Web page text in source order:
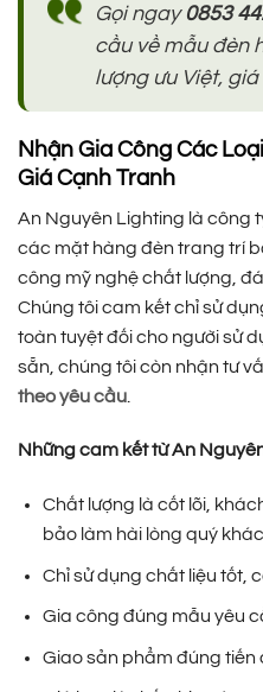
Gọi ngay 0853
cầu về mẫu đèn
lượng ưu Việt,
Nhận Gia Công Các
Giá Cạnh Tranh
An Nguyên Lighting là công
các mặt hàng đèn trang trí
công mỹ nghệ chất lượng,
Chúng tôi cam kết chỉ sử
toàn tuyệt đối cho người sử
sẵn, chúng tôi còn nhận tư
theo yêu cầu
Những cam kết từ An
Chất lượng là cốt lõi,
bảo làm hài lòng quý
Chỉ sử dụng chất liệu tốt,
Gia công đúng mẫu yêu
Giao sản phẩm đúng tiến